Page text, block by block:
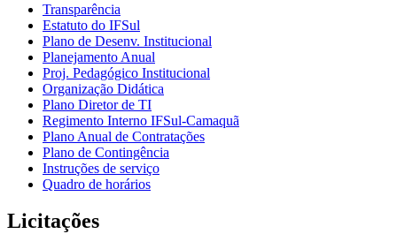
Transparência
Estatuto do IFSul
Plano de Desenv. Institucional
Planejamento Anual
Proj. Pedagógico Institucional
Organização Didática
Plano Diretor de TI
Regimento Interno IFSul-Camaquã
Plano Anual de Contratações
Plano de Contingência
Instruções de serviço
Quadro de horários
Licitações